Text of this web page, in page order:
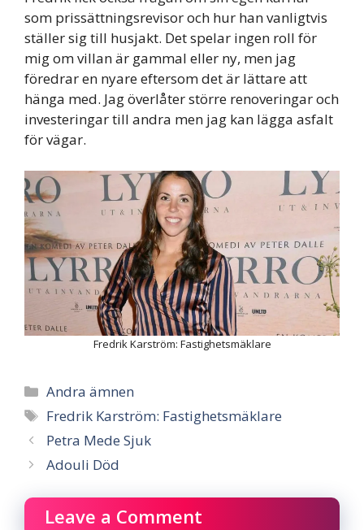
som prissättningsrevisor och hur han vanligtvis
ställer sig till husjakt. Det spelar ingen roll för
mig om villan är gammal eller ny, men jag
föredrar en nyare eftersom det är lättare att
hänga med. Jag överlåter större renoveringar och
investeringar till andra men jag kan lägga asfalt
för vägar.
Fredrik Karström: Fastighetsmäklare
Categories
Andra ämnen
Tags
Fredrik Karström: Fastighetsmäklare
Petra Mede Sjuk
Adouli Död
Leave a Comment